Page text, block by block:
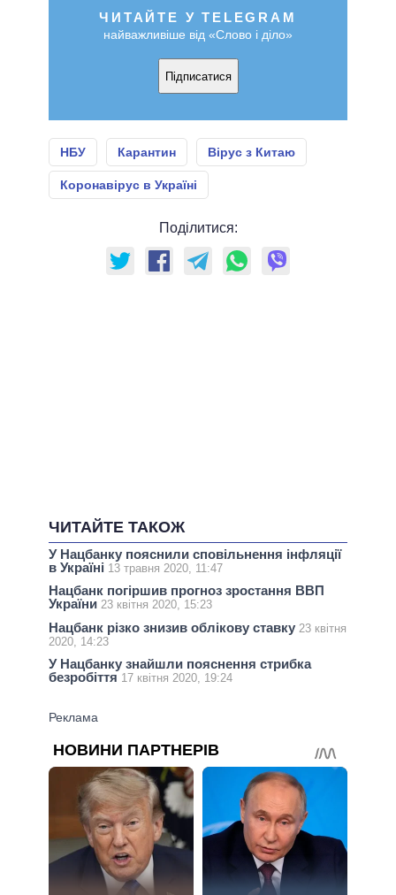
ЧИТАЙТЕ У TELEGRAM
найважливіше від «Слово і діло»
Підписатися
НБУ Карантин Вірус з Китаю
Коронавірус в Україні
Поділитися:
ЧИТАЙТЕ ТАКОЖ
У Нацбанку пояснили сповільнення інфляції
в Україні 13 травня 2020, 11:47
Нацбанк погіршив прогноз зростання ВВП
України 23 квітня 2020, 15:23
Нацбанк різко знизив облікову ставку 23 квітня
2020, 14:23
У Нацбанку знайшли пояснення стрибка
безробіття 17 квітня 2020, 19:24